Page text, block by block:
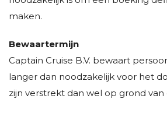
maken.
Bewaartermijn
Captain Cruise B.V. bewaart
langer dan noodzakelijk voor het
zijn verstrekt dan wel op grond van